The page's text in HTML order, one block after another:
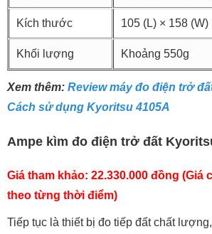
Kích thước 105 (L) × 158 (W)
Khối lượng Khoảng 550g
Xem thêm: Review máy đo điện trở
Cách sử dụng Kyoritsu 4105A
Ampe kìm đo điện trở đất
Giá tham khảo: 22.330.000 đồng (Giá
theo từng thời điểm)
Tiếp tục là thiết bị đo tiếp đất chất